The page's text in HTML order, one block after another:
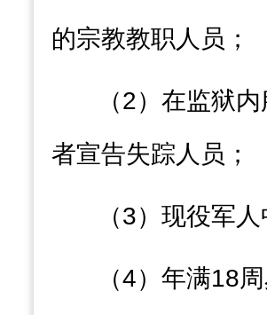
的宗教教职人员 ；
（2）在监狱
者宣告失踪人员 ；
（3）现役军
（4）年满18